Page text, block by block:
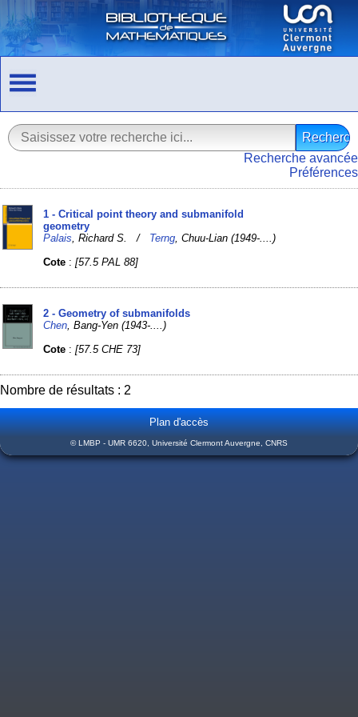
Recherche avancée
Préférences
1 - Critical point theory and submanifold
geometry
Palais , Richard S. / Terng , Chuu-Lian (1949-....)
Cote :[57.5 PAL 88]
2 - Geometry of submanifolds
Chen , Bang-Yen (1943-....)
Cote :[57.5 CHE 73]
Nombre de résultats : 2
Plan d'accès
© LMBP - UMR 6620, Université Clermont Auvergne, CNRS